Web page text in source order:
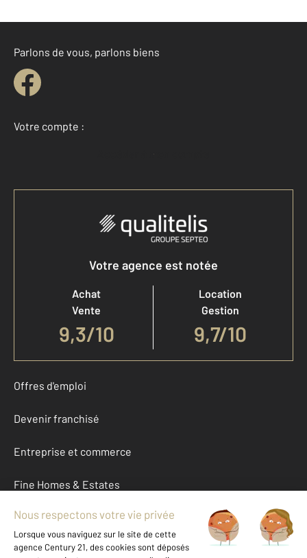
Parlons de vous, parlons biens
Votre compte :
Accéder à mon compte
Votre agence est notée
Achat
Vente
9,3/10
Location
Gestion
9,7/10
Offres d'emploi
Devenir franchisé
Entreprise et commerce
Fine Homes & Estates
À propos
International